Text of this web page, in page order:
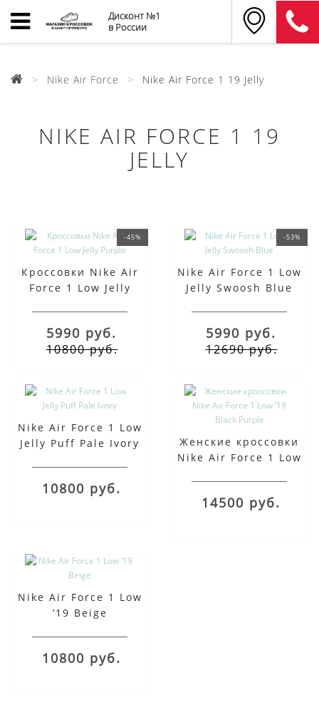
Дисконт №1
в России
Nike Air Force Nike Air Force 1 19 Jelly
NIKE AIR FORCE 1 19
JELLY
-45%
Кроссовки Nike Air
Force 1 Low Jelly
5990 руб.
10800 руб.
-53%
Nike Air Force 1 Low
Jelly Swoosh Blue
5990 руб.
12690 руб.
Nike Air Force 1 Low
Jelly Puff Pale Ivory
10800 руб.
Женские кроссовки
Nike Air Force 1 Low
14500 руб.
Nike Air Force 1 Low
’19 Beige
10800 руб.